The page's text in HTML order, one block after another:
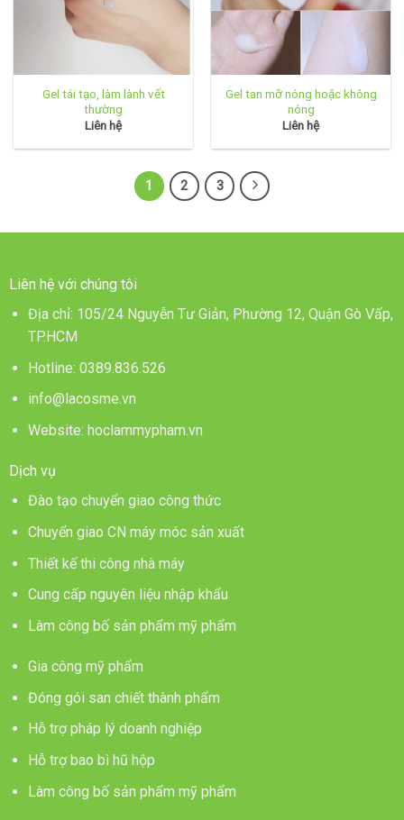
Gel tái tạo, làm lành vết
thường
Liên hệ
Gel tan mỡ nóng hoặc không
nóng
Liên hệ
1 2 3
Liên hệ với chúng tôi
Địa chỉ: 105/24 Nguyễn Tư Giản, Phường 12, Quận Gò Vấp,
TP.HCM
Hotline: 0389.836.526
info@lacosme.vn
Website: hoclammypham.vn
Dịch vụ
Đào tạo chuyển giao công thức
Chuyển giao CN máy móc sản xuất
Thiết kế thi công nhà máy
Cung cấp nguyên liệu nhập khẩu
Làm công bố sản phẩm mỹ phẩm
Gia công mỹ phẩm
Đóng gói san chiết thành phẩm
Hỗ trợ pháp lý doanh nghiệp
Hỗ trợ bao bì hũ hộp
Làm công bố sản phẩm mỹ phẩm